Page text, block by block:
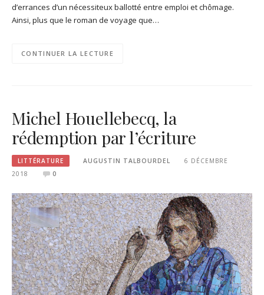
d’errances d’un nécessiteux ballotté entre emploi et chômage.
Ainsi, plus que le roman de voyage que…
CONTINUER LA LECTURE
Michel Houellebecq, la
rédemption par l’écriture
LITTÉRATURE AUGUSTIN TALBOURDEL
6 DÉCEMBRE
2018
0